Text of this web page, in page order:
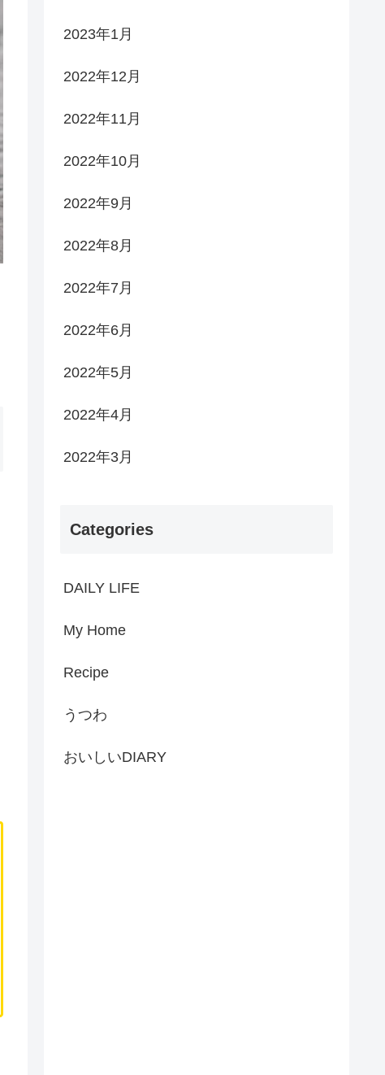
2023年1月
2022年12月
2022年11月
2022年10月
2022年9月
2022年8月
2022年7月
2022年6月
2022年5月
2022年4月
2022年3月
Categories
DAILY LIFE
My Home
Recipe
うつわ
おいしいDIARY